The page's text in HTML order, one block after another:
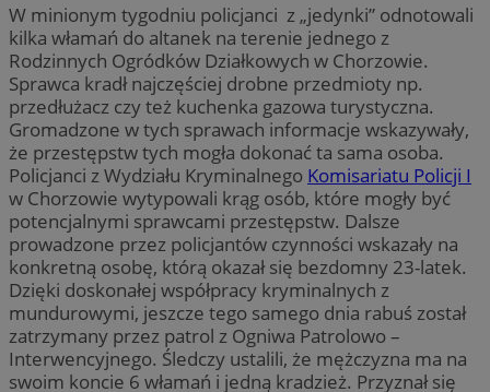
W minionym tygodniu policjanci z „jedynki” odnotowali
kilka włamań do altanek na terenie jednego z
Rodzinnych Ogródków Działkowych w Chorzowie.
Sprawca kradł najczęściej drobne przedmioty np.
przedłużacz czy też kuchenka gazowa turystyczna.
Gromadzone w tych sprawach informacje wskazywały,
że przestępstw tych mogła dokonać ta sama osoba.
Policjanci z Wydziału Kryminalnego Komisariatu Policji I
w Chorzowie wytypowali krąg osób, które mogły być
potencjalnymi sprawcami przestępstw. Dalsze
prowadzone przez policjantów czynności wskazały na
konkretną osobę, którą okazał się bezdomny 23-latek.
Dzięki doskonałej współpracy kryminalnych z
mundurowymi, jeszcze tego samego dnia rabuś został
zatrzymany przez patrol z Ogniwa Patrolowo –
Interwencyjnego. Śledczy ustalili, że mężczyzna ma na
swoim koncie 6 włamań i jedną kradzież. Przyznał się